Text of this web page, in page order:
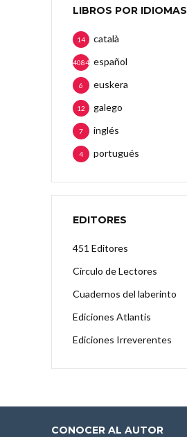
LIBROS POR IDIOMAS
català
14
español
4084
euskera
6
galego
12
inglés
7
portugués
4
EDITORES
451 Editores
Círculo de Lectores
Cuadernos del laberinto
Ediciones Atlantis
Ediciones Irreverentes
CONOCER AL AUTOR